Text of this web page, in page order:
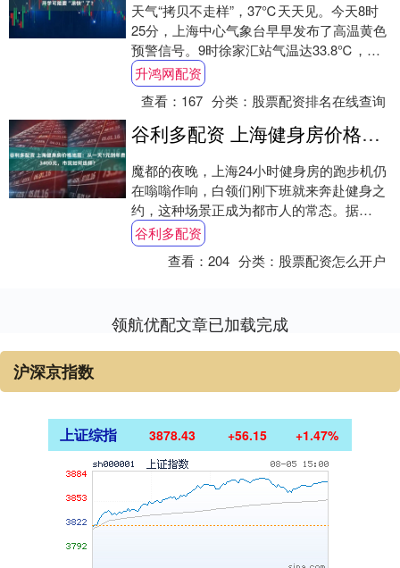
天气“拷贝不走样”，37℃天天见。今天8时
25分，上海中心气象台早早发布了高温黄色
预警信号。9时徐家汇站气温达33.8℃，已
热过全国99.7%的国家气象站。11....
升鸿网配资
查看： 167 分类： 股票配资排名在线查询
谷利多配资 上海健身房价格地图：从一天1元到年费3400元，市民如何选择？
魔都的夜晚，上海24小时健身房的跑步机仍
在嗡嗡作响，白领们刚下班就来奔赴健身之
约，这种场景正成为都市人的常态。据
《2024年度上海居民体育消费调查报告》，
202....
谷利多配资
查看：204 分类： 股票配资怎么开户
领航优配文章已加载完成
沪深京指数
上证综指 3878.43 +56.15 +1.47%